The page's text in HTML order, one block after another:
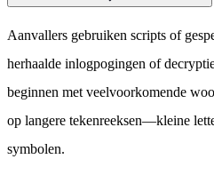
Aanvallers gebruiken scripts of
herhaalde inlogpogingen of
beginnen met veelvoorkomende
op langere tekenreeksen—kleine
symbolen.